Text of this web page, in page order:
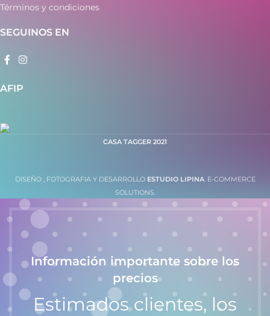
Términos y condiciones
SEGUINOS EN
AFIP
CASA TAGGER 2021
DISEÑO , FOTOGRAFIA Y DESARROLLO ESTUDIO LIPINA. E-COMMERCE
SOLUTIONS.
Información importante sobre los
precios
Estimados clientes, los